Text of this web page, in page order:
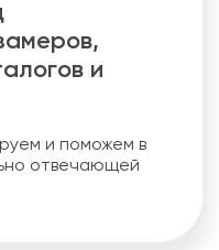
и
и поможем в
отвечающей